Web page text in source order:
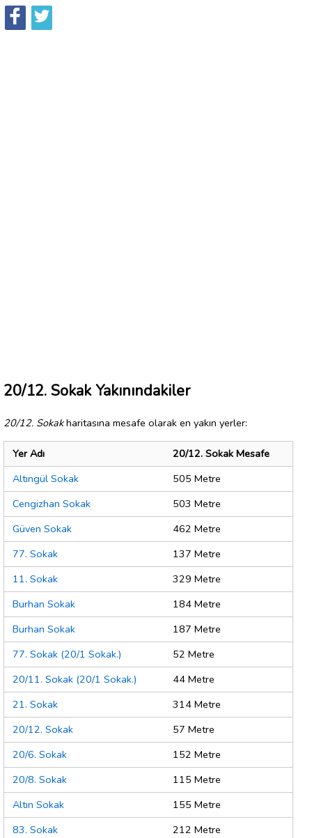
20/12. Sokak Yakınındakiler
20/12. Sokakharitasına mesafe olarak en yakın yerler:
Yer Adı
20/12. Sokak Mesafe
Altıngül Sokak
505 Metre
Cengizhan Sokak
503 Metre
Güven Sokak
462 Metre
77. Sokak
137 Metre
11. Sokak
329 Metre
Burhan Sokak
184 Metre
Burhan Sokak
187 Metre
77. Sokak (20/1 Sokak.)
52 Metre
20/11. Sokak (20/1 Sokak.)
44 Metre
21. Sokak
314 Metre
20/12. Sokak
57 Metre
20/6. Sokak
152 Metre
20/8. Sokak
115 Metre
Altın Sokak
155 Metre
83. Sokak
212 Metre